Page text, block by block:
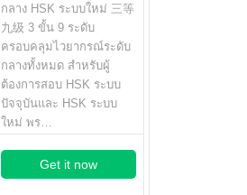
กลาง HSK ระบบใหม่ 三等
九级 3 ขั้น 9 ระดับ
ครอบคลุมไวยากรณ์ระดับ
กลางทั้งหมด สำหรับผู้
ต้องการสอบ HSK ระบบ
ปัจจุบันและ HSK ระบบ
ใหม่ พร…
Get it now